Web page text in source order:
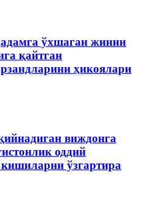
ўхшаган жинни
қайтган
ҳикоялари
виждонга
оддий
ўзгартира